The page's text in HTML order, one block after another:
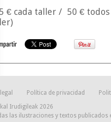
€ cada taller / 50 €
Política de privacidad
Irudigileak 2026
las ilustraciones y textos publicados